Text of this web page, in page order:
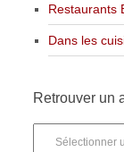
Restaurants
Dans les
Retrouver un